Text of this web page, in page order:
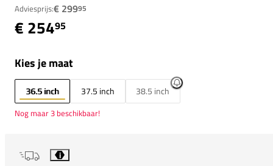
Adviesprijs:€ 29995
€ 25495
Kies je maat
36.5 inch 37.5 inch 38.5 inch
Nog maar 3 beschikbaar!
i